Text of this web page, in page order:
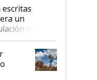
un
llegó
se
al IPCVA